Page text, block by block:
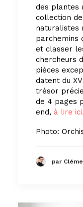
des plantes
collection
naturalistes
parchemins
et classer
chercheurs
pièces
datent du
trésor
de 4 pages
end, à lire ici.
Photo:
par